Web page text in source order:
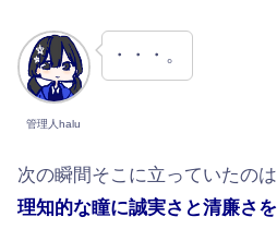
管理人halu
・・・。
次の瞬間そこに立っていたのは
理知的な瞳に誠実さと清廉さ